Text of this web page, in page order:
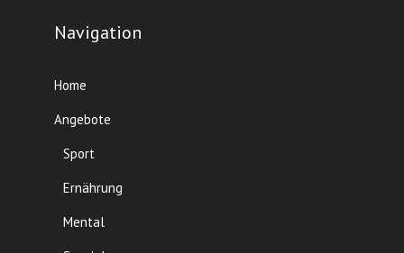
Navigation
Home
Angebote
Sport
Ernährung
Mental